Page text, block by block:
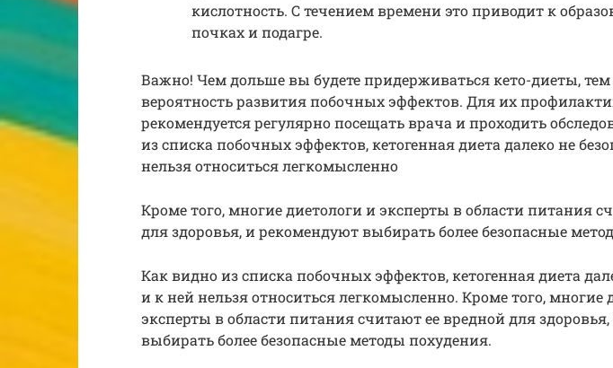
кислотность. С течением времени это приводит к
почках и подагре.
Важно! Чем дольше вы будете придерживаться кето-диеты,
вероятность развития побочных эффектов. Для их
рекомендуется регулярно посещать врача и проходить
из списка побочных эффектов, кетогенная диета далеко не
нельзя относиться легкомысленно
Кроме того, многие диетологи и эксперты в области питания
для здоровья, и рекомендуют выбирать более безопасные
Как видно из списка побочных эффектов, кетогенная диета
и к ней нельзя относиться легкомысленно. Кроме того, многие
эксперты в области питания считают ее вредной для
выбирать более безопасные методы похудения.